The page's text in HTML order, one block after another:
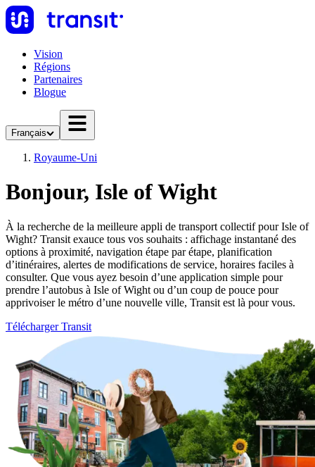
Vision
Régions
Partenaires
Blogue
Français
Royaume-Uni
Bonjour, Isle of Wight
À la recherche de la meilleure appli de transport collectif pour Isle of
Wight? Transit exauce tous vos souhaits : affichage instantané des
options à proximité, navigation étape par étape, planification
d’itinéraires, alertes de modifications de service, horaires faciles à
consulter. Que vous ayez besoin d’une application simple pour
prendre l’autobus à Isle of Wight ou d’un coup de pouce pour
apprivoiser le métro d’une nouvelle ville, Transit est là pour vous.
Télécharger Transit